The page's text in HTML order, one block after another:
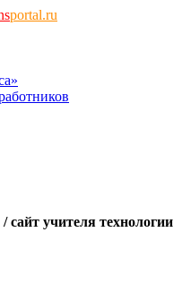
portal.ru
учителя технологии